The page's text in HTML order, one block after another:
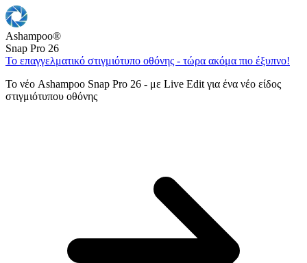
Ashampoo®
Snap Pro 26
Το επαγγελματικό στιγμιότυπο οθόνης - τώρα ακόμα πιο έξυπνο!
Το νέο Ashampoo Snap Pro 26 - με Live Edit για ένα νέο είδος
στιγμιότυπου οθόνης